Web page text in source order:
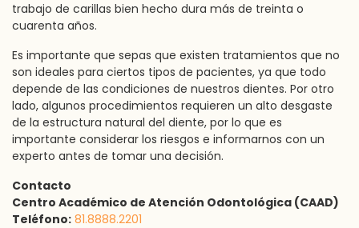
trabajo de carillas bien hecho dura más de treinta o
cuarenta años.
Es importante que sepas que existen tratamientos que no
son ideales para ciertos tipos de pacientes, ya que todo
depende de las condiciones de nuestros dientes. Por otro
lado, algunos procedimientos requieren un alto desgaste
de la estructura natural del diente, por lo que es
importante considerar los riesgos e informarnos con un
experto antes de tomar una decisión.
Contacto
Centro Académico de Atención Odontológica (CAAD)
Teléfono: 81.8888.2201